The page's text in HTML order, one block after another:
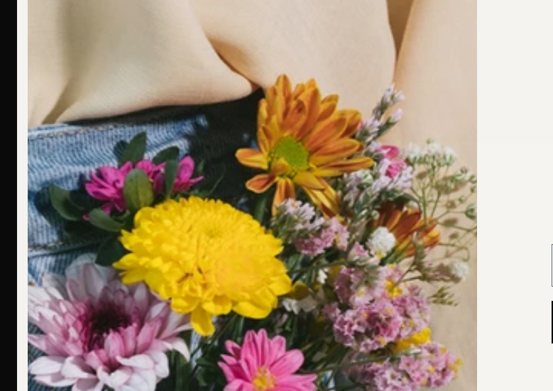
Ich bin allergisch gegen bestimmte Metalle. Hast Du hier Empfehlungen?